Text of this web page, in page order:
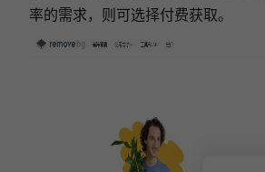
率的需求，则可选择付费获取。